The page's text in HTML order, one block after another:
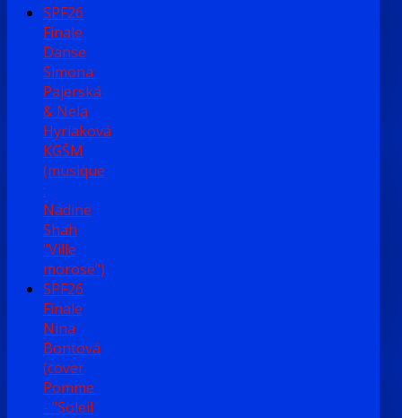
SPF26
Finale
Danse
Simona
Pajerská
& Nela
Hyriaková
KGŠM
(musique
:
Nadine
Shah
"Ville
morose")
SPF26
Finale
Nina
Bontová
(cover
Pomme
- "Soleil